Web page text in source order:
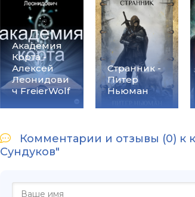
Академия
Корта -
Алексей
Леонидови
ч FreierWolf
Странник -
Питер
Ньюман
Комментарии и отзывы (0) к
Сундуков"